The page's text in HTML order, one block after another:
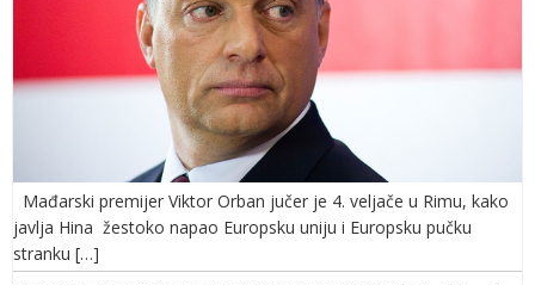
Mađarski premijer Viktor Orban jučer je 4. veljače u Rimu, kako
javlja Hina žestoko napao Europsku uniju i Europsku pučku
stranku […]